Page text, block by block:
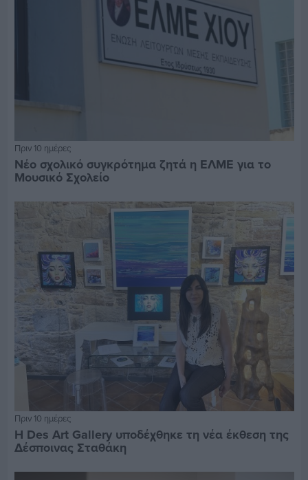
Πριν 10 ημέρες
Νέο σχολικό συγκρότημα ζητά η ΕΛΜΕ για το
Μουσικό Σχολείο
Πριν 10 ημέρες
Η Des Art Gallery υποδέχθηκε τη νέα έκθεση της
Δέσποινας Σταθάκη